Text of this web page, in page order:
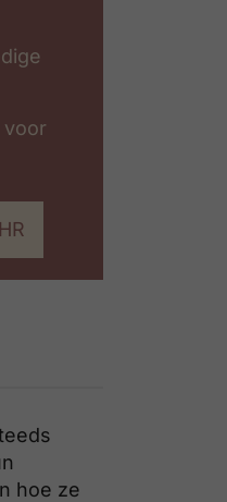
voor
hoe ze